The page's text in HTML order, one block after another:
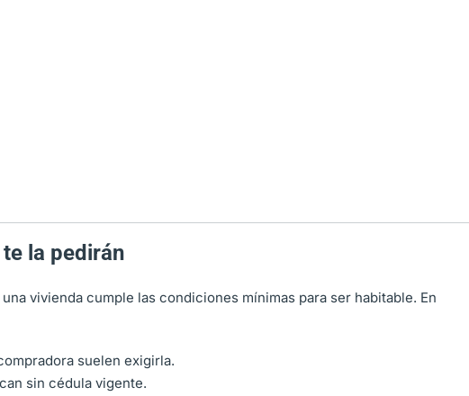
la pedirán
vivienda cumple las condiciones mínimas para ser habitable. En
suelen exigirla.
sin cédula vigente.